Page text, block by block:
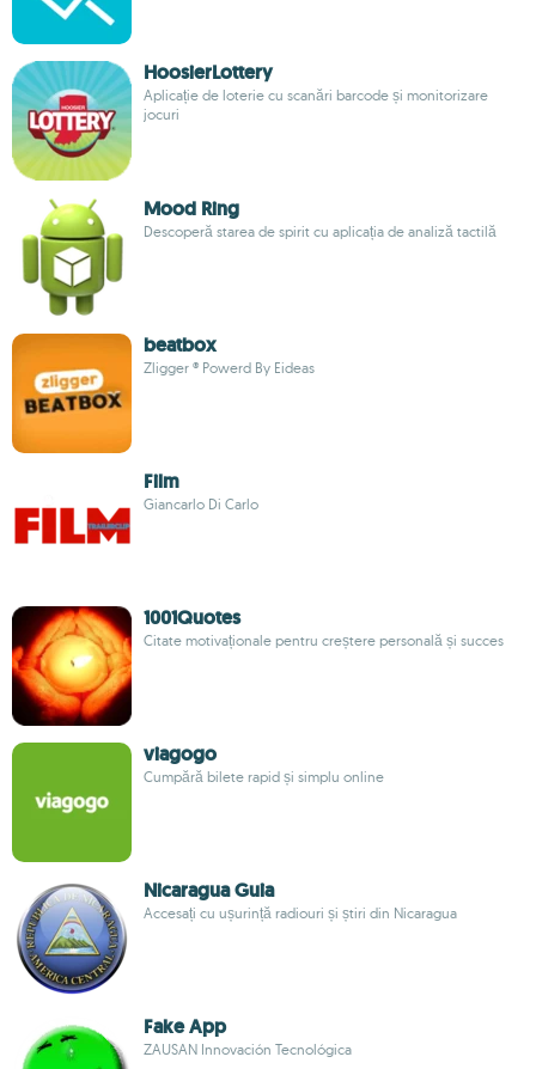
HoosierLottery
Aplicație de loterie cu scanări barcode și monitorizare
jocuri
Mood Ring
Descoperă starea de spirit cu aplicația de analiză tactilă
beatbox
Zligger ® Powerd By Eideas
Film
Giancarlo Di Carlo
1001Quotes
Citate motivaționale pentru creștere personală și succes
viagogo
Cumpără bilete rapid și simplu online
Nicaragua Guia
Accesați cu ușurință radiouri și știri din Nicaragua
Fake App
ZAUSAN Innovación Tecnológica